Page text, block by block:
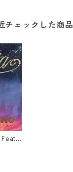
チェックした商品
Luxur